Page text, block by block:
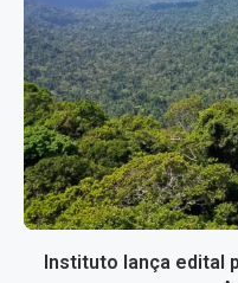
Instituto lança edital